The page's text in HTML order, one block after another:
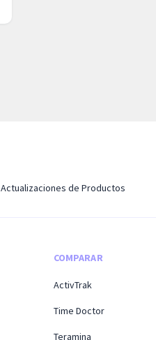
Actualizaciones de Productos
COMPARAR
ActivTrak
Time Doctor
Teramina